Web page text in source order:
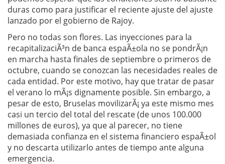
duras como para justificar el reciente ajuste del ajuste
lanzado por el gobierno de Rajoy.
Pero no todas son flores. Las inyecciones para la
recapitalizaciÃ³n de banca espaÃ±ola no se pondrÃ¡n
en marcha hasta finales de septiembre o primeros de
octubre, cuando se conozcan las necesidades reales de
cada entidad. Por este motivo, hay que tratar de pasar
el verano lo mÃ¡s dignamente posible. Sin embargo, a
pesar de esto, Bruselas movilizarÃ¡ ya este mismo mes
casi un tercio del total del rescate (de unos 100.000
millones de euros), ya que al parecer, no tiene
demasiada confianza en el sistema financiero espaÃ±ol
y no descarta utilizarlo antes de tiempo ante alguna
emergencia.